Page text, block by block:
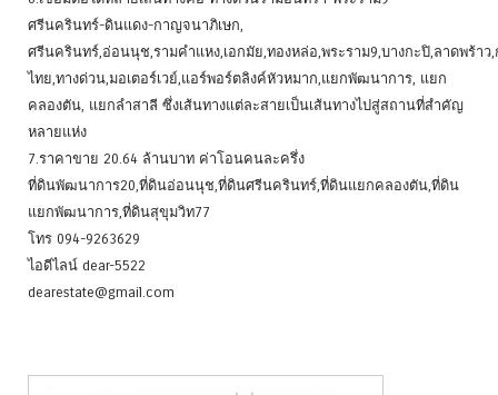
ศรีนครินทร์-ดินแดง-กาญจนาภิเษก,
ศรีนครินทร์,อ่อนนุช,รามคำแหง,เอกมัย,ทองหล่อ,พระราม9,บางกะปิ,ลาดพร้าว
ไทย,ทางด่วน,มอเตอร์เวย์,แอร์พอร์ตลิงค์หัวหมาก,แยกพัฒนาการ, แยก
คลองตัน, แยกลำสาลี ซึ่งเส้นทางแต่ละสายเป็นเส้นทางไปสู่สถานที่สำคัญ
หลายแห่ง
7.ราคาขาย 20.64 ล้านบาท ค่าโอนคนละครึ่ง
ที่ดินพัฒนาการ20,ที่ดินอ่อนนุช,ที่ดินศรีนครินทร์,ที่ดินแยกคลองตัน,ที่ดิน
แยกพัฒนาการ,ที่ดินสุขุมวิท77
โทร 094-9263629
ไอดีไลน์ dear-5522
dearestate@gmail.com